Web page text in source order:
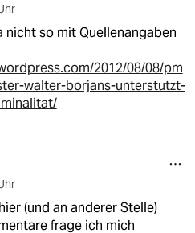
nicht so mit Quellenangaben
2012/08/08/pm
walter-borjans-unterstutzt-
(und an anderer Stelle)
frage ich mich